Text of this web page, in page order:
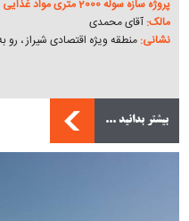
پروژه سازه سوله 2000 متری مواد غذایی
مالک:آقای محمدی
نشانی: منطقه ویژه اقتصادی شیراز ،
بیشتر بدانید ...